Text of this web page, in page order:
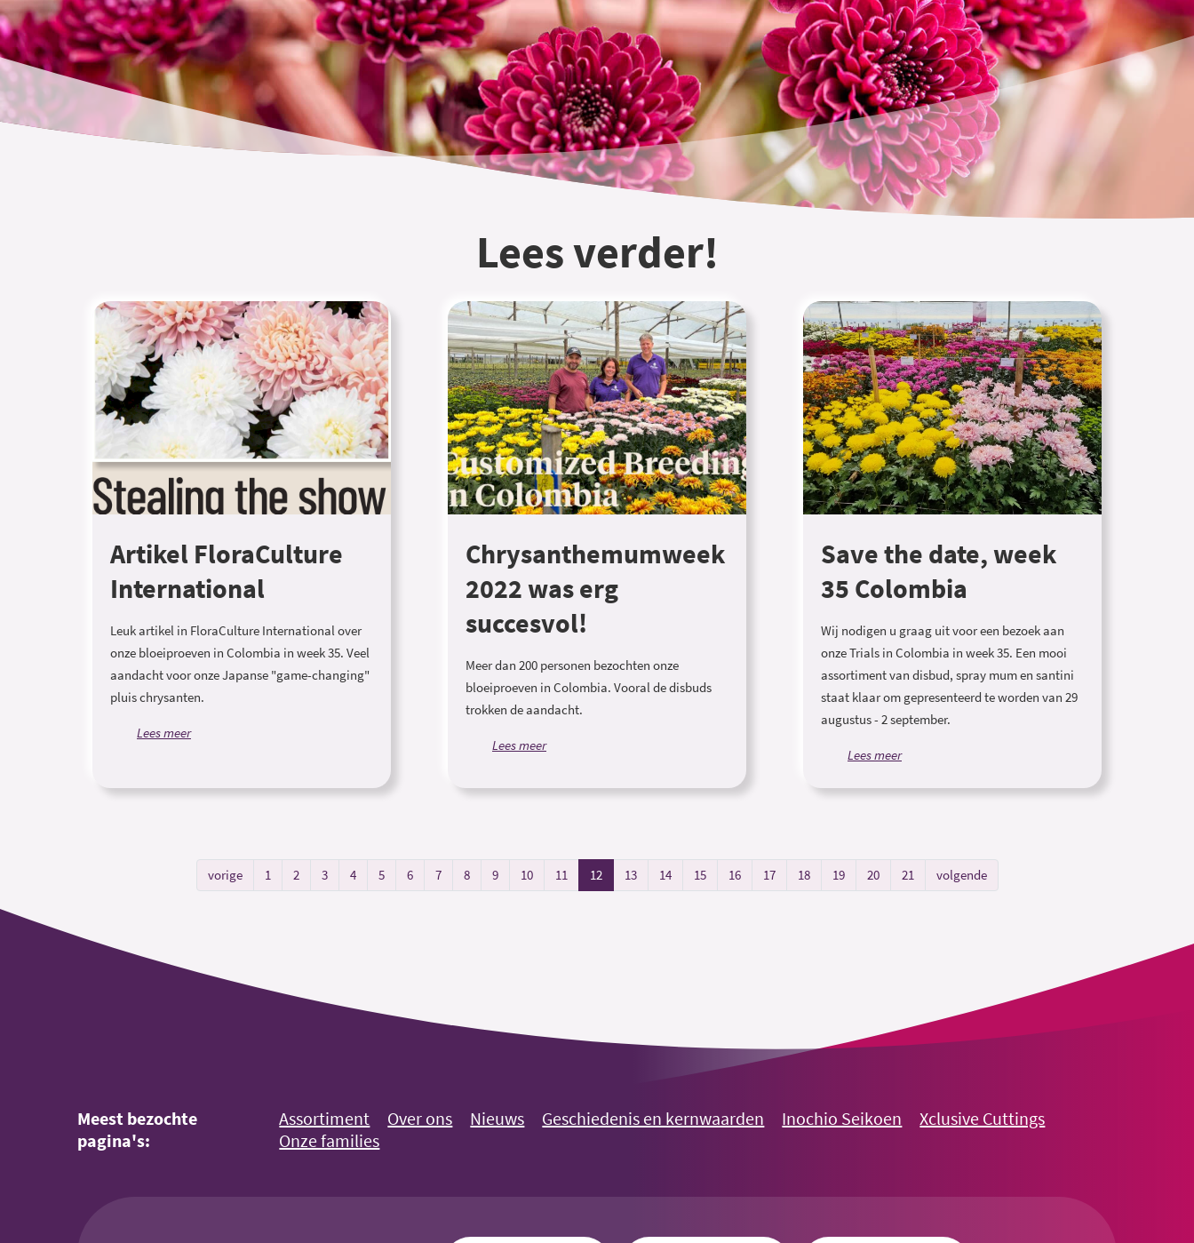
Lees verder!
Artikel FloraCulture
International
Leuk artikel in FloraCulture International over
onze bloeiproeven in Colombia in week 35. Veel
aandacht voor onze Japanse "game-changing"
pluis chrysanten.
Lees meer
Chrysanthemumweek
2022 was erg
succesvol!
Meer dan 200 personen bezochten onze
bloeiproeven in Colombia. Vooral de disbuds
trokken de aandacht.
Lees meer
Save the date, week
35 Colombia
Wij nodigen u graag uit voor een bezoek aan
onze Trials in Colombia in week 35. Een mooi
assortiment van disbud, spray mum en santini
staat klaar om gepresenteerd te worden van 29
augustus - 2 september.
Lees meer
vorige 1 2 3 4 5 6 7 8 9 10 11 12 13 14 15 16 17 18 19 20 21 volgende
Meest bezochte
pagina's:
Assortiment Over ons Nieuws Geschiedenis en kernwaarden Inochio Seikoen
Xclusive Cuttings
Onze families